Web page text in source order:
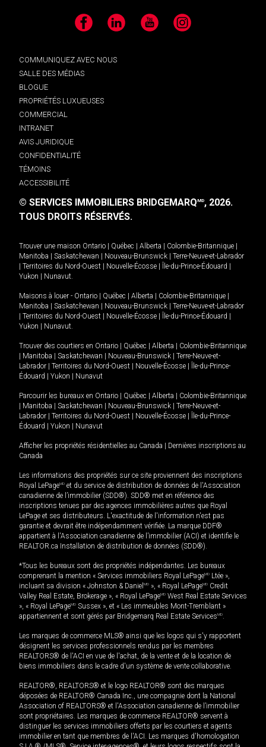
Facebook LinkedIn YouTube Instagram
COMMUNIQUEZ AVEC NOUS
SALLE DES MÉDIAS
BLOGUE
PROPRIÉTÉS LUXUEUSES
COMMERCIAL
INTRANET
AVIS JURIDIQUE
CONFIDENTIALITÉ
TÉMOINS
ACCESSIBILITÉ
© SERVICES IMMOBILIERS BRIDGEMARQMD, 2026.
TOUS DROITS RÉSERVÉS.
Trouver une maison Ontario Québec Alberta Colombie-Britannique
Manitoba
Saskatchewan Nouveau-Brunswick
Terre-Neuve-et-Labrador
Territoires du Nord-Ouest Nouvelle-Écosse Île-du-Prince-Édouard
Yukon
Nunavut.
Maisons à louer - Ontario Québec Alberta Colombie-Britannique
Manitoba
Saskatchewan Nouveau-Brunswick
Terre-Neuve-et-Labrador
Territoires du Nord-Ouest Nouvelle-Écosse Île-du-Prince-Édouard
Yukon
Nunavut.
Trouver des courtiers en Ontario Québec Alberta
Colombie-Britannique
Manitoba Saskatchewan Nouveau-Brunswick
Terre-Neuve-et-
Labrador
Territoires du Nord-Ouest Nouvelle-Écosse
Île-du-Prince-
Édouard
Yukon Nunavut
Parcourir les bureaux en Ontario Québec Alberta
Colombie-Britannique
Manitoba Saskatchewan Nouveau-Brunswick
Terre-Neuve-et-
Labrador
Territoires du Nord-Ouest Nouvelle-Écosse
Île-du-Prince-
Édouard
Yukon Nunavut
Afficher les propriétés résidentielles au Canada
Dernières inscriptions au
Canada
Les informations des propriétés sur ce site proviennent des inscriptions
Royal LePageMD et du service de distribution de données de l'Association
canadienne de l’immobilier (SDD®). SDD® met en référence des
inscriptions tenues par des agences immobilières autres que Royal
LePage et ses distributeurs. L'exactitude de l'information n'est pas
garantie et devrait être indépendamment vérifiée. La marque DDF®
appartient à l'Association canadienne de l’immobilier (ACI) et identifie le
REALTOR.ca Installation de distribution de données (SDD®).
*Tous les bureaux sont des propriétés indépendantes. Les bureaux
comprenant la mention « Services immobiliers Royal LePageMD Ltée »,
incluant sa division « Johnston & Daniel MD », « Royal LePageMD Credit
Valley Real Estate, Brokerage », « Royal LePageMD West Real Estate Services
», « Royal LePageMD Sussex », et « Les immeubles Mont-Tremblant »
appartiennent et sont gérés par Bridgemarq Real Estate ServicesMD.
Les marques de commerce MLS® ainsi que les logos qui s'y rapportent
désignent les services professionnels rendus par les membres
REALTORS® de l'ACI en vue de l'achat, de la vente et de la location de
biens immobiliers dans le cadre d'un système de vente collaborative.
REALTOR®, REALTORS® et le logo REALTOR® sont des marques
déposées de REALTOR® Canada Inc., une compagnie dont la National
Association of REALTORS® et l'Association canadienne de l’immobilier
sont propriétaires. Les marques de commerce REALTOR® servent à
distinguer les services immobiliers offerts par les courtiers et agents
immobilier en tant que membres de l'ACI. Les marques d'homologation